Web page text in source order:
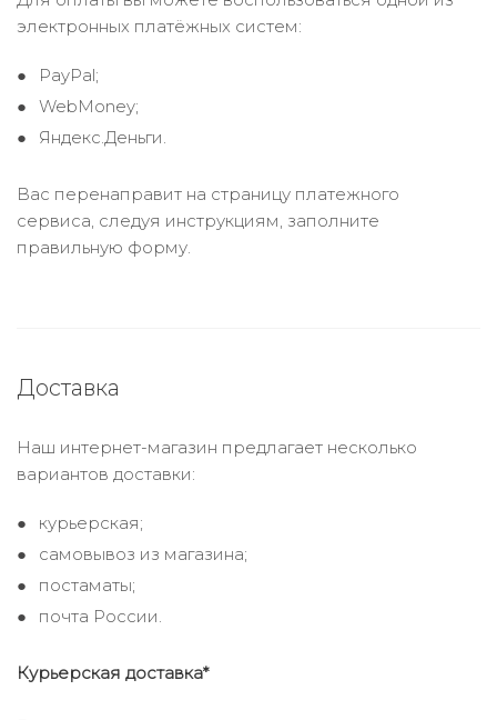
электронных платёжных систем:
PayPal;
WebMoney;
Яндекс.Деньги.
Вас перенаправит на страницу платежного
сервиса, следуя инструкциям, заполните
правильную форму.
Доставка
Наш интернет-магазин предлагает несколько
вариантов доставки:
курьерская;
самовывоз из магазина;
постаматы;
почта России.
Курьерская доставка*